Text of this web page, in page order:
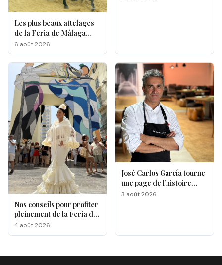
Les plus beaux attelages
de la Feria de Málaga
s'affrontent à La
Malagueta
6 août 2026
Nos conseils pour profiter
pleinement de la Feria de
Málaga 2026
4 août 2026
José Carlos García tourne
une page de l’histoire
gastronomique de Malaga
3 août 2026